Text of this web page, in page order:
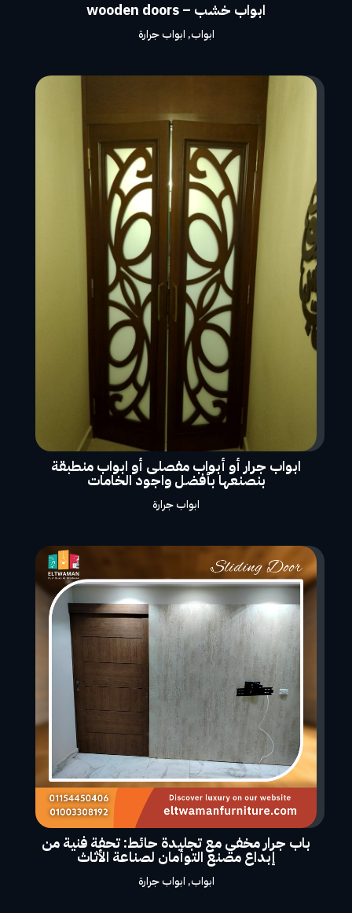
ابواب خشب – wooden doors
ابواب, ابواب جرارة
ابواب جرار أو أبواب مفصلى أو ابواب منطبقة
بنصنعها بأفضل واجود الخامات
ابواب جرارة
باب جرار مخفي مع تجليدة حائط: تحفة فنية من
إبداع مصنع التوأمان لصناعة الأثاث
ابواب, ابواب جرارة